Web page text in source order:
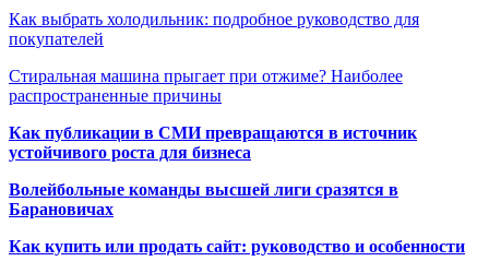
Как выбрать холодильник: подробное руководство для
покупателей
Стиральная машина прыгает при отжиме? Наиболее
распространенные причины
Как публикации в СМИ превращаются в источник
устойчивого роста для бизнеса
Волейбольные команды высшей лиги сразятся в
Барановичах
Как купить или продать сайт: руководство и особенности